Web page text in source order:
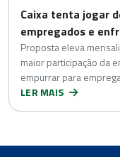
Caixa tenta jogar
empregados e
Proposta eleva
maior participação da
empurrar para
LER MAIS